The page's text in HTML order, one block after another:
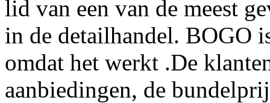
lid van een van de meest
in de detailhandel. BOGO
omdat het werkt .De
aanbiedingen, de